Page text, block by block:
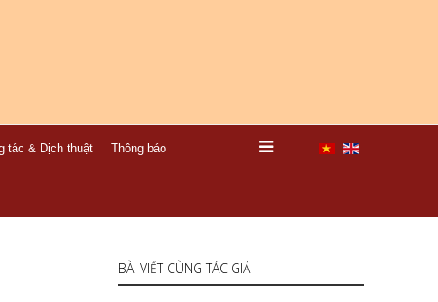
tác & Dịch thuật Thông báo
BÀI VIẾT CÙNG TÁC GIẢ